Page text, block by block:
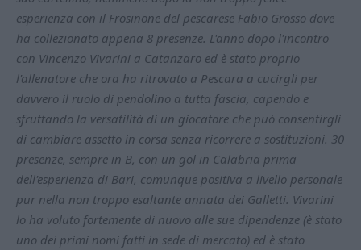
esperienza con il Frosinone del pescarese Fabio Grosso dove
ha collezionato appena 8 presenze. L'anno dopo l'incontro
con Vincenzo Vivarini a Catanzaro ed è stato proprio
l'allenatore che ora ha ritrovato a Pescara a cucirgli per
davvero il ruolo di pendolino a tutta fascia, capendo e
sfruttando la versatilità di un giocatore che può consentirgli
di cambiare assetto in corsa senza ricorrere a sostituzioni. 30
presenze, sempre in B, con un gol in Calabria prima
dell'esperienza di Bari, comunque positiva a livello personale
pur nella non troppo esaltante annata dei Galletti. Vivarini
lo ha voluto fortemente di nuovo alle sue dipendenze (è stato
uno dei primi nomi fatti in sede di mercato) ed è stato